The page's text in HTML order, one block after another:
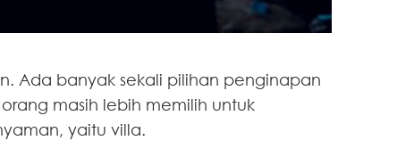
Ada banyak sekali pilihan penginapan
masih lebih memilih untuk
yaitu villa.